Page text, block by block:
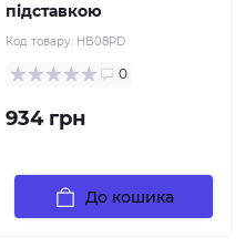
підставкою
Код товару: HB08PD
0
934 грн
До кошика